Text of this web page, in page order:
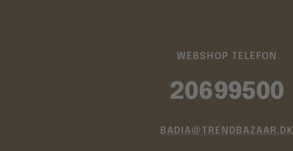
WEBSHOP TELEFON
20699500
BADIA@TRENDBAZAAR.DK